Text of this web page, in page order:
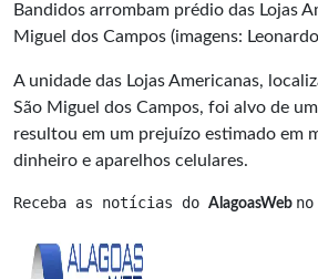
Bandidos arrombam prédio das Lojas
Miguel dos Campos (imagens:
A unidade das Lojas Americanas,
São Miguel dos Campos, foi alvo de
resultou em um prejuízo estimado em
dinheiro e aparelhos celulares.
Receba as notícias do AlagoasWeb